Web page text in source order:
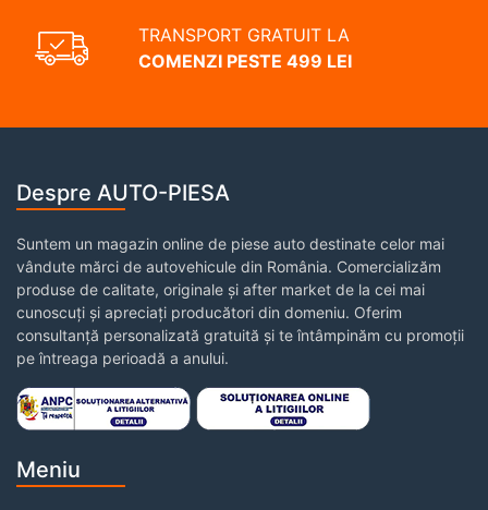
TRANSPORT GRATUIT LA
COMENZI PESTE 499 LEI
Despre AUTO-PIESA
Suntem un magazin online de piese auto destinate celor mai
vândute mărci de autovehicule din România. Comercializăm
produse de calitate, originale și after market de la cei mai
cunoscuți și apreciați producători din domeniu. Oferim
consultanță personalizată gratuită și te întâmpinăm cu promoții
pe întreaga perioadă a anului.
Meniu